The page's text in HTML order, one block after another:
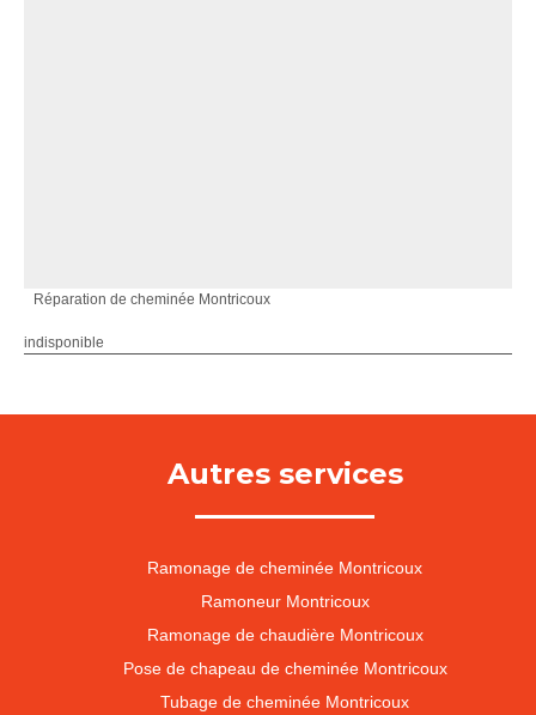
Réparation de cheminée Montricoux
indisponible
Autres services
Ramonage de cheminée Montricoux
Ramoneur Montricoux
Ramonage de chaudière Montricoux
Pose de chapeau de cheminée Montricoux
Tubage de cheminée Montricoux